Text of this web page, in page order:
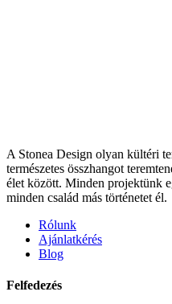
A Stonea Design olyan kültéri
természetes összhangot
élet között. Minden projektünk
minden család más történetet él.
Rólunk
Ajánlatkérés
Blog
Felfedezés